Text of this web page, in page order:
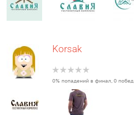
Korsak
0% попадений в финал, 0 побед